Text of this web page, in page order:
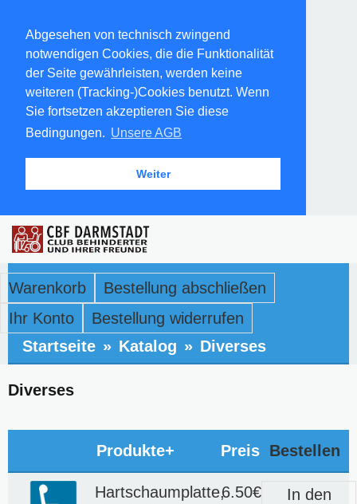
Abgesehen von technisch zwingend
notwendigen Cookies, die die Funktionalität
der Seite gewährleisten, werden keine
weiteren (Tracking-)Cookies benutzt. Wenn
Sie fortsetzen akzeptieren Sie diese
Bedingungen. Unsere AGB
Weiter
Warenkorb
Bestellung abschließen
Ihr Konto
Bestellung widerrufen
Startseite » Katalog » Diverses
Diverses
Produkte+ Preis Bestellen
Hartschaumplatte,6.50€
In den